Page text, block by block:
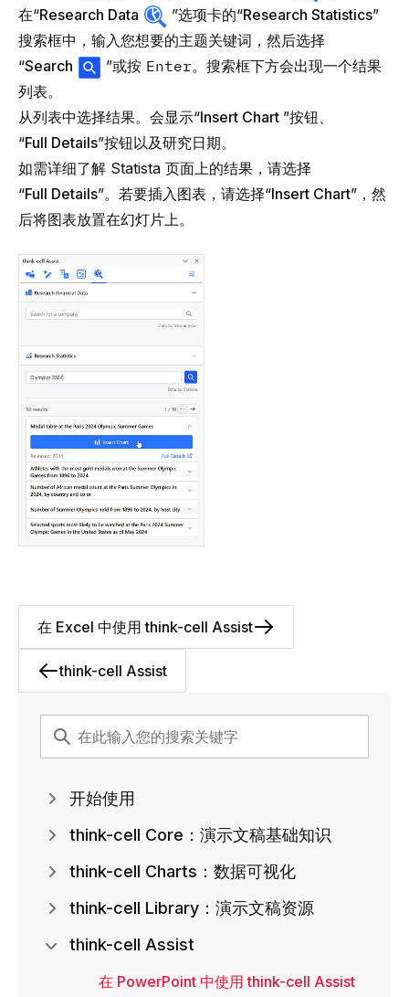
在“Research Data ”选项卡的“Research Statistics”
搜索框中，输入您想要的主题关键词，然后选择
“Search ”或按 Enter。搜索框下方会出现一个结果
列表。
从列表中选择结果。会显示“Insert Chart ”按钮、
“Full Details”按钮以及研究日期。
如需详细了解 Statista 页面上的结果，请选择
“Full Details”。若要插入图表，请选择“Insert Chart”，然
后将图表放置在幻灯片上。
think-cell Assist
在 Excel 中使用 think-cell Assist
开始使用
think-cell Core：演示文稿基础知识
think-cell Charts：数据可视化
think-cell Library：演示文稿资源
think-cell Assist
在 PowerPoint 中使用 think-cell Assist